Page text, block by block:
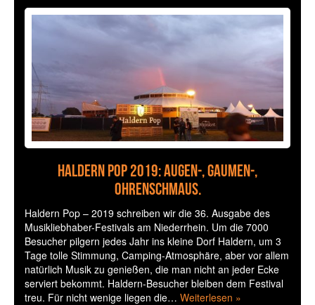
Haldern Pop 2019: Augen-, Gaumen-,
Ohrenschmaus.
Haldern Pop – 2019 schreiben wir die 36. Ausgabe des
Musikliebhaber-Festivals am Niederrhein. Um die 7000
Besucher pilgern jedes Jahr ins kleine Dorf Haldern, um 3
Tage tolle Stimmung, Camping-Atmosphäre, aber vor allem
natürlich Musik zu genießen, die man nicht an jeder Ecke
serviert bekommt. Haldern-Besucher bleiben dem Festival
treu. Für nicht wenige liegen die… Weiterlesen »